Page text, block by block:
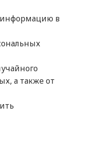
информацию в
а также от